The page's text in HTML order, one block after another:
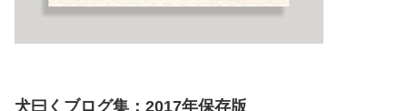
犬曰くブログ集：2017年保存版